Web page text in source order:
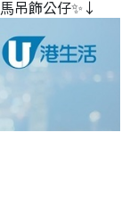
吊飾公仔✨↓